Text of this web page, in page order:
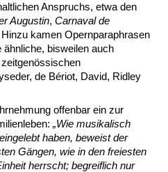
Anspruchs, etwa den
Augustin, Carnaval de
Hinzu kamen Opernparaphrasen
ähnliche, bisweilen auch
de Bériot, David, Ridley
offenbar ein zur
„Wie musikalisch
haben, beweist der
Gängen, wie in den freiesten
herrscht; begreiflich nur